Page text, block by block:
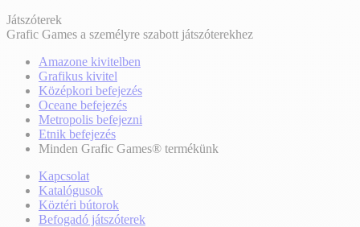
Játszóterek
Grafic Games a személyre szabott játszóterekhez
Amazone kivitelben
Grafikus kivitel
Középkori befejezés
Oceane befejezés
Metropolis befejezni
Etnik befejezés
Minden Grafic Games® termékünk
Kapcsolat
Katalógusok
Köztéri bútorok
Befogadó játszóterek